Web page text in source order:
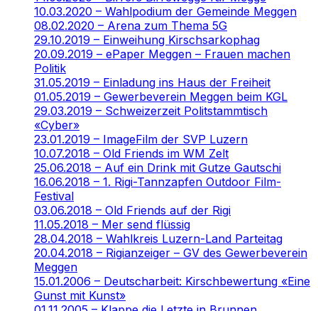
10.03.2020 – Wahlpodium der Gemeinde Meggen
08.02.2020 – Arena zum Thema 5G
29.10.2019 – Einweihung Kirschsarkophag
20.09.2019 – ePaper Meggen – Frauen machen
Politik
31.05.2019 – Einladung ins Haus der Freiheit
01.05.2019 – Gewerbeverein Meggen beim KGL
29.03.2019 – Schweizerzeit Politstammtisch
«Cyber»
23.01.2019 – ImageFilm der SVP Luzern
10.07.2018 – Old Friends im WM Zelt
25.06.2018 – Auf ein Drink mit Gutze Gautschi
16.06.2018 – 1. Rigi-Tannzapfen Outdoor Film-
Festival
03.06.2018 – Old Friends auf der Rigi
11.05.2018 – Mer send flüssig
28.04.2018 – Wahlkreis Luzern-Land Parteitag
20.04.2018 – Rigianzeiger – GV des Gewerbeverein
Meggen
15.01.2006 – Deutscharbeit: Kirschbewertung «Eine
Gunst mit Kunst»